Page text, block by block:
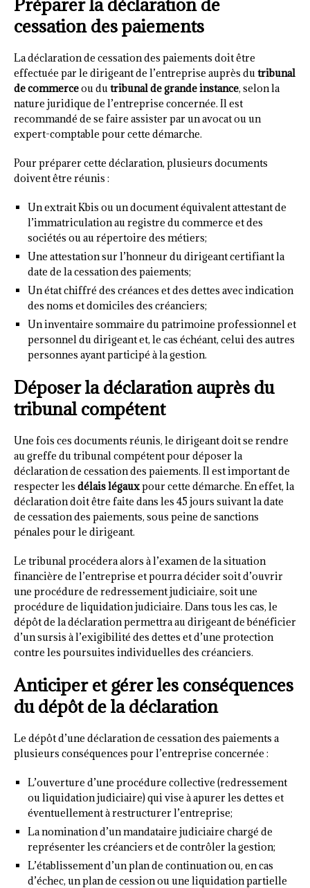
cessation des paiements
La déclaration de cessation des paiements doit être
effectuée par le dirigeant de l’entreprise auprès dutribunal
de commerceou dutribunal de grande instance, selon la
nature juridique de l’entreprise concernée. Il est
recommandé de se faire assister par un avocat ou un
expert-comptable pour cette démarche.
Pour préparer cette déclaration, plusieurs documents
doivent être réunis :
Un extrait Kbis ou un document équivalent attestant de
l’immatriculation au registre du commerce et des
sociétés ou au répertoire des métiers;
Une attestation sur l’honneur du dirigeant certifiant la
date de la cessation des paiements;
Un état chiffré des créances et des dettes avec indication
des noms et domiciles des créanciers;
Un inventaire sommaire du patrimoine professionnel et
personnel du dirigeant et, le cas échéant, celui des autres
personnes ayant participé à la gestion.
Déposer la déclaration auprès du
tribunal compétent
Une fois ces documents réunis, le dirigeant doit se rendre
au greffe du tribunal compétent pour déposer la
déclaration de cessation des paiements. Il est important de
respecter les délais légauxpour cette démarche. En effet, la
déclaration doit être faite dans les 45 jours suivant la date
de cessation des paiements, sous peine de sanctions
pénales pour le dirigeant.
Le tribunal procédera alors à l’examen de la situation
financière de l’entreprise et pourra décider soit d’ouvrir
une procédure de redressement judiciaire, soit une
procédure de liquidation judiciaire. Dans tous les cas, le
dépôt de la déclaration permettra au dirigeant de bénéficier
d’un sursis à l’exigibilité des dettes et d’une protection
contre les poursuites individuelles des créanciers.
Anticiper et gérer les conséquences
du dépôt de la déclaration
Le dépôt d’une déclaration de cessation des paiements a
plusieurs conséquences pour l’entreprise concernée :
L’ouverture d’une procédure collective (redressement
ou liquidation judiciaire) qui vise à apurer les dettes et
éventuellement à restructurer l’entreprise;
La nomination d’un mandataire judiciaire chargé de
représenter les créanciers et de contrôler la gestion;
L’établissement d’un plan de continuation ou, en cas
d’échec, un plan de cession ou une liquidation partielle